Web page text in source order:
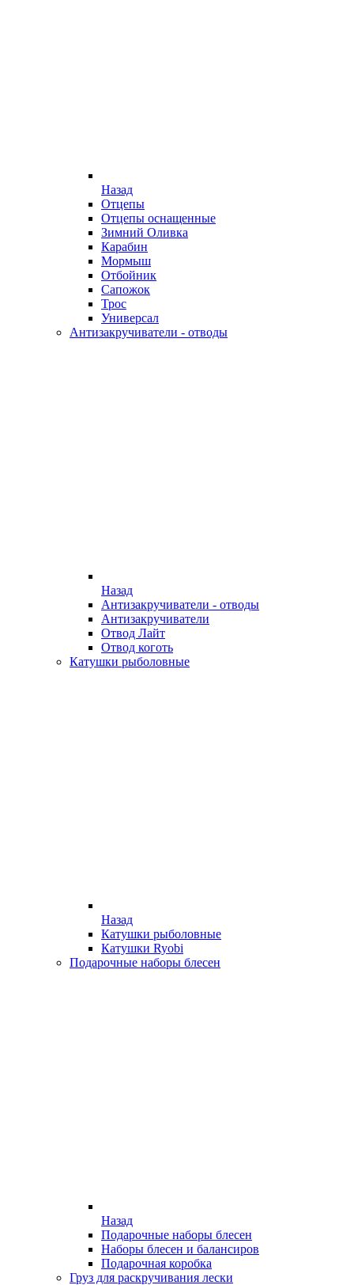
Назад
Отцепы
Отцепы оснащенные
Зимний Оливка
Карабин
Мормыш
Отбойник
Сапожок
Трос
Универсал
Антизакручиватели - отводы
Назад
Антизакручиватели - отводы
Антизакручиватели
Отвод Лайт
Отвод коготь
Катушки рыболовные
Назад
Катушки рыболовные
Катушки Ryobi
Подарочные наборы блесен
Назад
Подарочные наборы блесен
Наборы блесен и балансиров
Подарочная коробка
Груз для раскручивания лески